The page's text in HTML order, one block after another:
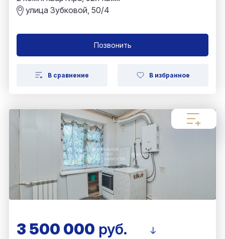
улица Зубковой, 50/4
Позвонить
В сравнение В избранное
3 500 000 руб.